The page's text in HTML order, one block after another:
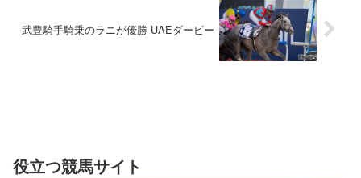
武豊騎手騎乗のラニが優勝 UAEダービー
役立つ競馬サイト